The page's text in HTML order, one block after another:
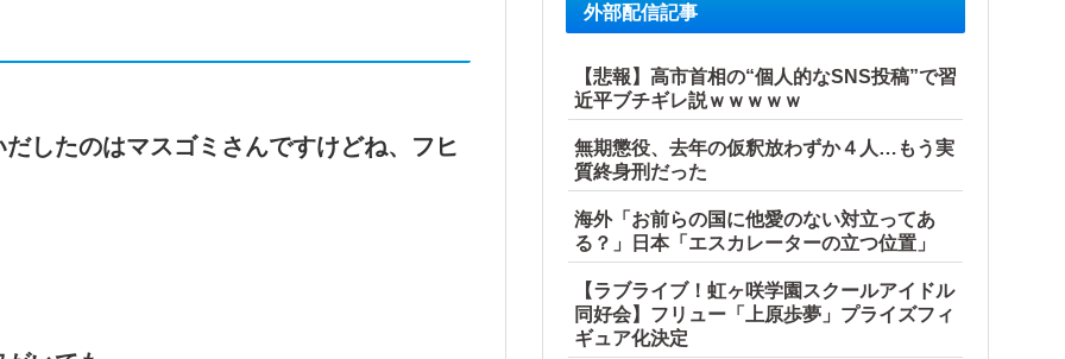
したのはマスゴミさんですけどね、フヒ
外部配信記事
【悲報】高市首相の“個人的なSNS投稿”で習
近平ブチギレ説ｗｗｗｗｗ
無期懲役、去年の仮釈放わずか４人…もう実
質終身刑だった
海外「お前らの国に他愛のない対立ってあ
る？」日本「エスカレーターの立つ位置」
【ラブライブ！虹ヶ咲学園スクールアイドル
同好会】フリュー「上原歩夢」プライズフィ
ギュア化決定